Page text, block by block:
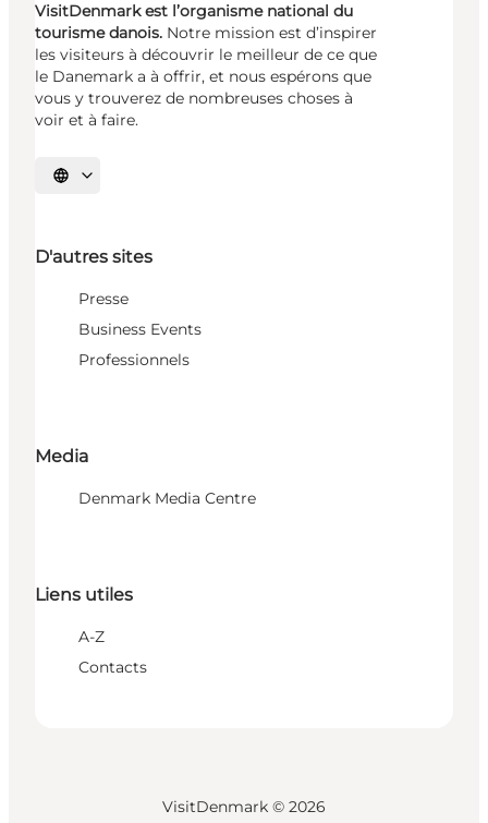
VisitDenmark est l’organisme national du
tourisme danois. Notre mission est d’inspirer
les visiteurs à découvrir le meilleur de ce que
le Danemark a à offrir, et nous espérons que
vous y trouverez de nombreuses choses à
voir et à faire.
Choisissez la langue
D'autres sites
Presse
Business Events
Professionnels
Media
Denmark Media Centre
Liens utiles
A-Z
Contacts
VisitDenmark © 2026